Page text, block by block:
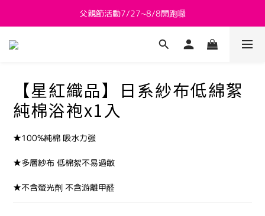
新會員送 $800購物金
父親節活動7/27~8/8開跑囉
新會員送 $800購物金
【星紅織品】日系紗布低綿絮
純棉浴袍x1入
★100%純棉 吸水力強
★多層紗布 低棉絮不易過敏
★不含螢光劑 不含游離甲醛